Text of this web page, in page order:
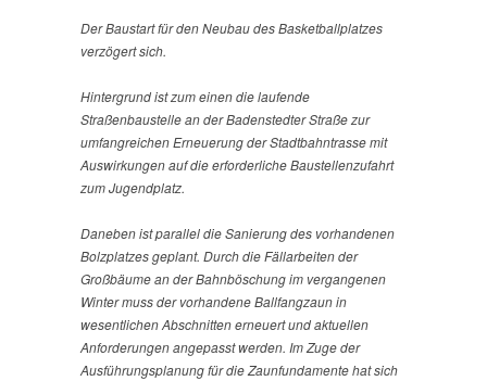
Der Baustart für den Neubau des Basketballplatzes
verzögert sich.
Hintergrund ist zum einen die laufende
Straßenbaustelle an der Badenstedter Straße zur
umfangreichen Erneuerung der Stadtbahntrasse mit
Auswirkungen auf die erforderliche Baustellenzufahrt
zum Jugendplatz.
Daneben ist parallel die Sanierung des vorhandenen
Bolzplatzes geplant. Durch die Fällarbeiten der
Großbäume an der Bahnböschung im vergangenen
Winter muss der vorhandene Ballfangzaun in
wesentlichen Abschnitten erneuert und aktuellen
Anforderungen angepasst werden. Im Zuge der
Ausführungsplanung für die Zaunfundamente hat sich